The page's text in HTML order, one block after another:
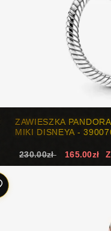
ZAWIESZKA
MIKI DISNEYA -
230.00zł 165.00zł